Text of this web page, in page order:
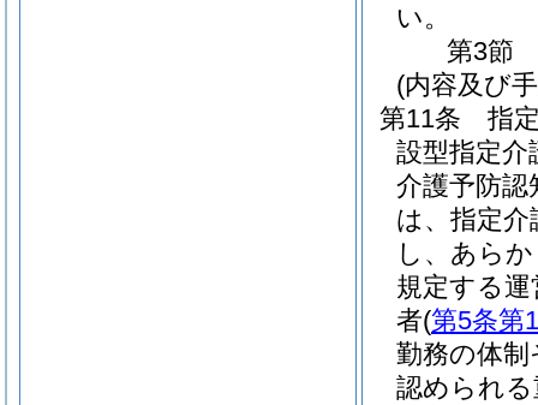
い。
第3節
(内容及び
第11条
指
設型指定介
介護予防認
は、指定
し、あら
規定する
者(第5条第
勤務の体
認められ